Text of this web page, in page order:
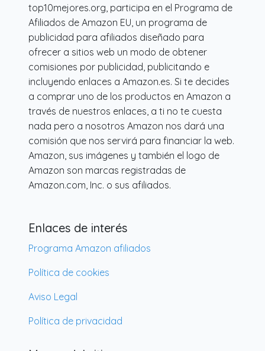
top10mejores.org, participa en el Programa de
Afiliados de Amazon EU, un programa de
publicidad para afiliados diseñado para
ofrecer a sitios web un modo de obtener
comisiones por publicidad, publicitando e
incluyendo enlaces a Amazon.es. Si te decides
a comprar uno de los productos en Amazon a
través de nuestros enlaces, a ti no te cuesta
nada pero a nosotros Amazon nos dará una
comisión que nos servirá para financiar la web.
Amazon, sus imágenes y también el logo de
Amazon son marcas registradas de
Amazon.com, Inc. o sus afiliados.
Enlaces de interés
Programa Amazon afiliados
Política de cookies
Aviso Legal
Política de privacidad